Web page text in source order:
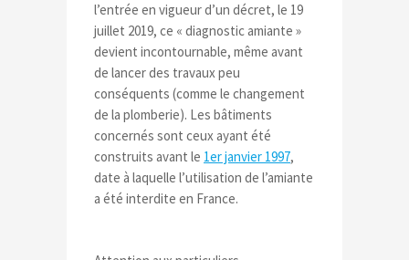
l’entrée en vigueur d’un décret, le 19
juillet 2019, ce « diagnostic amiante »
devient incontournable, même avant
de lancer des travaux peu
conséquents (comme le changement
de la plomberie). Les bâtiments
concernés sont ceux ayant été
construits avant le 1er janvier 1997,
date à laquelle l’utilisation de l’amiante
a été interdite en France.